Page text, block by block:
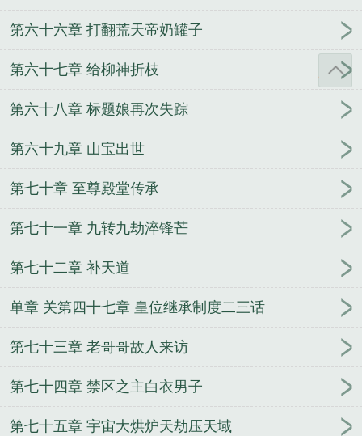
第六十六章 打翻荒天帝奶罐子
第六十七章 给柳神折枝
第六十八章 标题娘再次失踪
第六十九章 山宝出世
第七十章 至尊殿堂传承
第七十一章 九转九劫淬锋芒
第七十二章 补天道
单章 关第四十七章 皇位继承制度二三话
第七十三章 老哥哥故人来访
第七十四章 禁区之主白衣男子
第七十五章 宇宙大烘炉天劫压天域